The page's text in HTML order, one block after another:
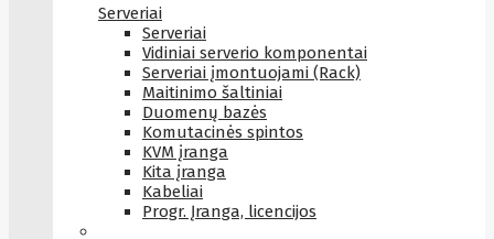
Serveriai
Serveriai
Vidiniai serverio komponentai
Serveriai įmontuojami (Rack)
Maitinimo šaltiniai
Duomenų bazės
Komutacinės spintos
KVM įranga
Kita įranga
Kabeliai
Progr. Įranga, licencijos